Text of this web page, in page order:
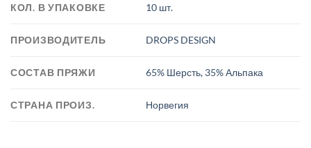
КОЛ. В УПАКОВКЕ 10 шт.
ПРОИЗВОДИТЕЛЬ DROPS DESIGN
СОСТАВ ПРЯЖИ 65% Шерсть, 35% Альпака
СТРАНА ПРОИЗ. Норвегия